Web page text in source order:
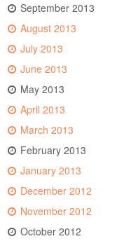
September 2013
August 2013
July 2013
June 2013
May 2013
April 2013
March 2013
February 2013
January 2013
December 2012
November 2012
October 2012